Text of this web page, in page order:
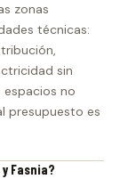
zonas
técnicas:
sin
espacios no
presupuesto es
Fasnia?